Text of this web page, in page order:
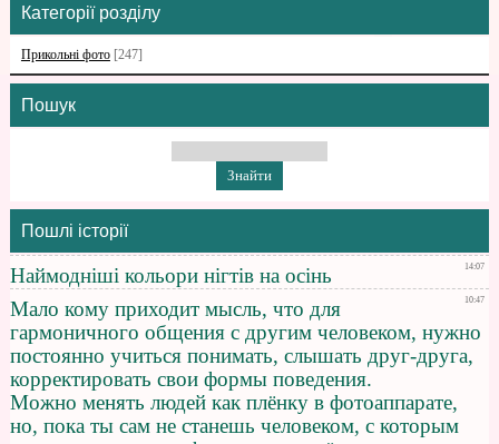
Категорії розділу
Прикольні фото [247]
Пошук
Пошлі історії